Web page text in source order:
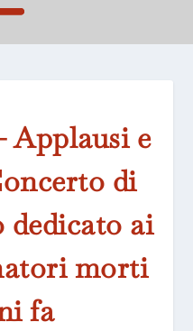
Applausi e
di
dedicato ai
morti
fa